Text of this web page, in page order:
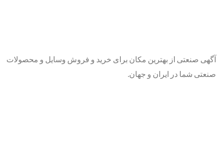
آگهی صنعتی از بهترین مکان برای خرید و فروش وسایل و محصولات
صنعتی شما در ایران و جهان.